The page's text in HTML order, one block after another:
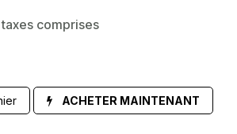
comprises
ACHETER MAINTENANT